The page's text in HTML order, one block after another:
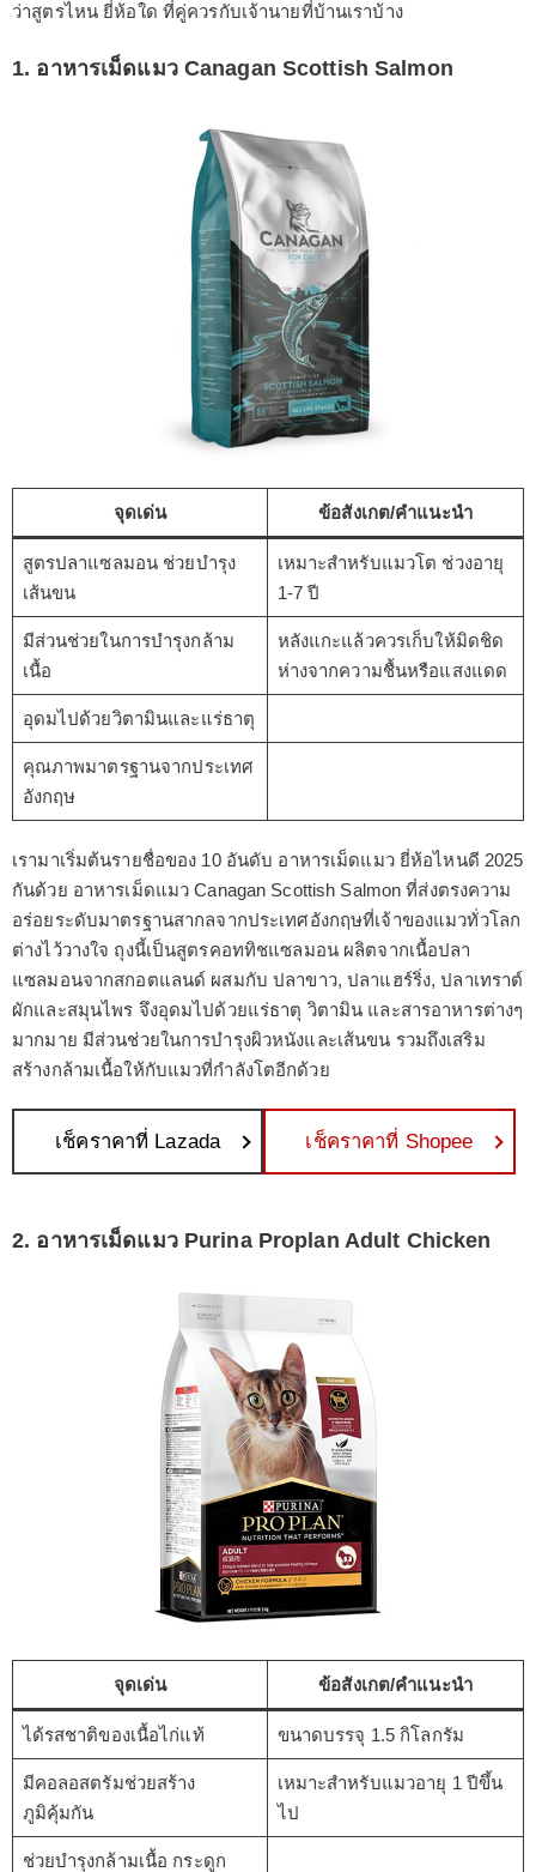
ว่าสูตรไหน ยี่ห้อใด ที่คู่ควรกับเจ้านายที่บ้านเราบ้าง
1. อาหารเม็ดแมว Canagan Scottish Salmon
จุดเด่น ข้อสังเกต/คำแนะนำ
สูตรปลาแซลมอน ช่วยบำรุง
เส้นขน
เหมาะสำหรับแมวโต ช่วงอายุ
1-7 ปี
มีส่วนช่วยในการบำรุงกล้าม
เนื้อ
หลังแกะแล้วควรเก็บให้มิดชิด
ห่างจากความชื้นหรือแสงแดด
อุดมไปด้วยวิตามินและแร่ธาตุ
คุณภาพมาตรฐานจากประเทศ
อังกฤษ
เรามาเริ่มต้นรายชื่อของ 10 อันดับ อาหารเม็ดแมว ยี่ห้อไหนดี 2025
กันด้วย อาหารเม็ดแมว Canagan Scottish Salmon ที่ส่งตรงความ
อร่อยระดับมาตรฐานสากลจากประเทศอังกฤษที่เจ้าของแมวทั่วโลก
ต่างไว้วางใจ ถุงนี้เป็นสูตรคอททิชแซลมอน ผลิตจากเนื้อปลา
แซลมอนจากสกอตแลนด์ ผสมกับ ปลาขาว, ปลาแฮร์ริ่ง, ปลาเทราต์
ผักและสมุนไพร จึงอุดมไปด้วยแร่ธาตุ วิตามิน และสารอาหารต่างๆ
มากมาย มีส่วนช่วยในการบำรุงผิวหนังและเส้นขน รวมถึงเสริม
สร้างกล้ามเนื้อให้กับแมวที่กำลังโตอีกด้วย
เช็คราคาที่ Lazada เช็คราคาที่ Shopee
2. อาหารเม็ดแมว Purina Proplan Adult Chicken
จุดเด่น ข้อสังเกต/คำแนะนำ
ได้รสชาติของเนื้อไก่แท้ ขนาดบรรจุ 1.5 กิโลกรัม
มีคอลอสตรัมช่วยสร้าง
ภูมิคุ้มกัน
เหมาะสำหรับแมวอายุ 1 ปีขึ้น
ไป
ช่วยบำรุงกล้ามเนื้อ กระดูก